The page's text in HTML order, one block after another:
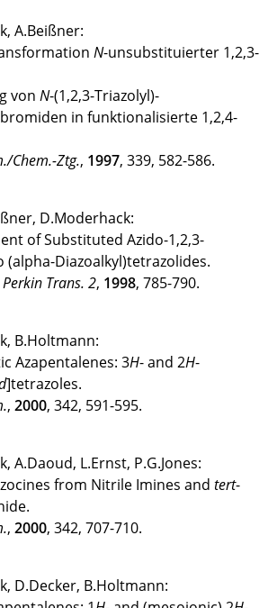
A.Beißner:
N-unsubstituierter 1,2,3-
von N-(1,2,3-Triazolyl)-
in funktionalisierte 1,2,4-
Chem.-Ztg., 1997, 339, 582-586.
D.Moderhack:
of Substituted Azido-1,2,3-
(alpha-Diazoalkyl)tetrazolides.
Perkin Trans. 2, 1998, 785-790.
B.Holtmann:
Azapentalenes: 3H- and 2H-
]tetrazoles.
, 2000, 342, 591-595.
A.Daoud, L.Ernst, P.G.Jones:
from Nitrile Imines and tert-
, 2000, 342, 707-710.
D.Decker, B.Holtmann: